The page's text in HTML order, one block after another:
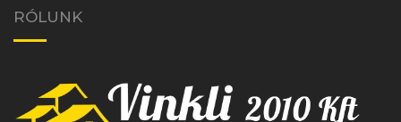
RÓLUNK